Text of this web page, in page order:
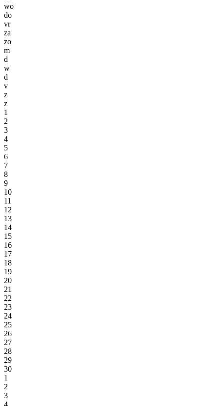
wo
do
vr
za
zo
m
d
w
d
v
z
z
1
2
3
4
5
6
7
8
9
10
11
12
13
14
15
16
17
18
19
20
21
22
23
24
25
26
27
28
29
30
1
2
3
4